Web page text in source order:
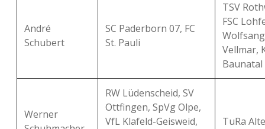
André
Schubert
SC Paderborn 07, FC
St. Pauli
TSV
FSC
Vellmar,
Baunatal
Werner
RW Lüdenscheid, SV
Ottfingen, SpVg Olpe,
VfL Klafeld-Geisweid,
TuRa